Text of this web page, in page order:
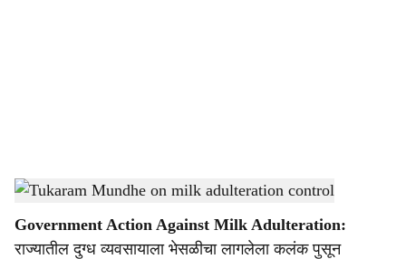
a
Tukaram Mundhe on milk adulteration control-Agrowon
Government Action Against Milk Adulteration:
राज्यातील दुग्ध व्यवसायाला भेसळीचा लागलेला कलंक पुसून